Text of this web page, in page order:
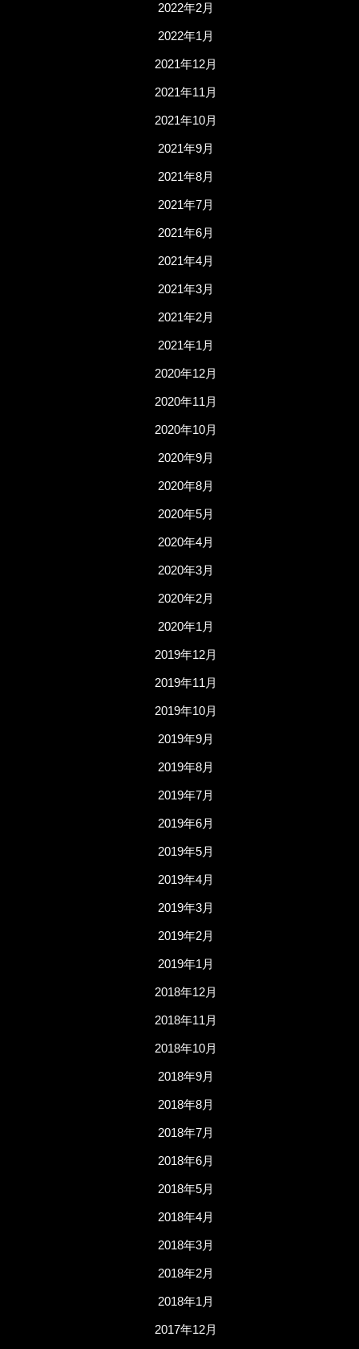
2022年2月
2022年1月
2021年12月
2021年11月
2021年10月
2021年9月
2021年8月
2021年7月
2021年6月
2021年4月
2021年3月
2021年2月
2021年1月
2020年12月
2020年11月
2020年10月
2020年9月
2020年8月
2020年5月
2020年4月
2020年3月
2020年2月
2020年1月
2019年12月
2019年11月
2019年10月
2019年9月
2019年8月
2019年7月
2019年6月
2019年5月
2019年4月
2019年3月
2019年2月
2019年1月
2018年12月
2018年11月
2018年10月
2018年9月
2018年8月
2018年7月
2018年6月
2018年5月
2018年4月
2018年3月
2018年2月
2018年1月
2017年12月